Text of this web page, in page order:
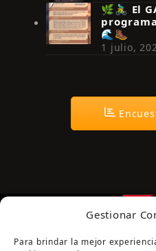
Gestionar
Para brindar la mejor
🌿🚴‍♂️ El
🌊🥾
1 julio,